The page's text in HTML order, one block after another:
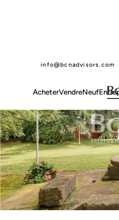
info@bcnadvisors.com
AcheterVendreNeuf